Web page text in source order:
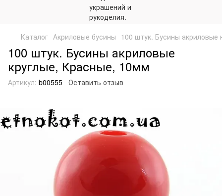
Каталог Акриловые бусины 100 штук. Бусины
100 штук. Бусины акриловые
круглые, Красные, 10мм
Артикул: b00555 Оставить отзыв